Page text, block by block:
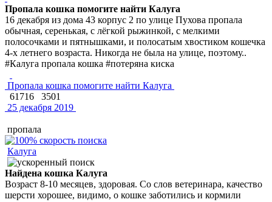
Пропала кошка помогите найти Калуга
16 декабря из дома 43 корпус 2 по улице Пухова пропала
обычная, серенькая, с лёгкой рыжинкой, с мелкими
полосочками и пятнышками, и полосатым хвостиком кошечка
4-х летнего возраста. Никогда не была на улице, поэтому..
#Калуга пропала кошка #потеряна киска
Пропала кошка помогите найти Калуга
61716
3501
25 декабря 2019
пропала
Калуга
Найдена кошка Калуга
Возраст 8-10 месяцев, здоровая. Со слов ветеринара, качество
шерсти хорошее, видимо, о кошке заботились и кормили